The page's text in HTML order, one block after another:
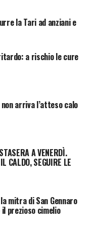
la Tari ad anziani e
a rischio le cure
arriva l’atteso calo
A VENERDÌ.
CALDO, SEGUIRE LE
mitra di San Gennaro
prezioso cimelio